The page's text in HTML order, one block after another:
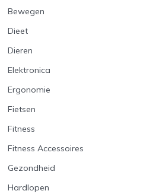
Bewegen
Dieet
Dieren
Elektronica
Ergonomie
Fietsen
Fitness
Fitness Accessoires
Gezondheid
Hardlopen